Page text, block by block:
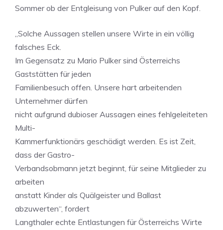
Sommer ob der Entgleisung von Pulker auf den Kopf.
„Solche Aussagen stellen unsere Wirte in ein völlig
falsches Eck.
Im Gegensatz zu Mario Pulker sind Österreichs
Gaststätten für jeden
Familienbesuch offen. Unsere hart arbeitenden
Unternehmer dürfen
nicht aufgrund dubioser Aussagen eines fehlgeleiteten
Multi-
Kammerfunktionärs geschädigt werden. Es ist Zeit,
dass der Gastro-
Verbandsobmann jetzt beginnt, für seine Mitglieder zu
arbeiten
anstatt Kinder als Quälgeister und Ballast
abzuwerten“, fordert
Langthaler echte Entlastungen für Österreichs Wirte